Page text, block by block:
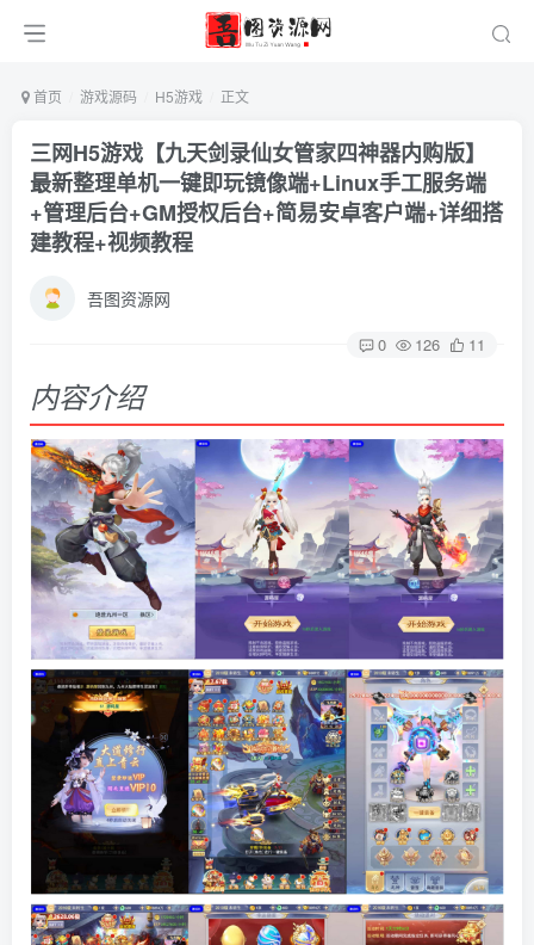
首页 游戏源码 H5游戏 正文
三网H5游戏【九天剑录仙女管家四神器内购版】
最新整理单机一键即玩镜像端+Linux手工服务端
+管理后台+GM授权后台+简易安卓客户端+详细搭
建教程+视频教程
吾图资源网
0 126 11
内容介绍